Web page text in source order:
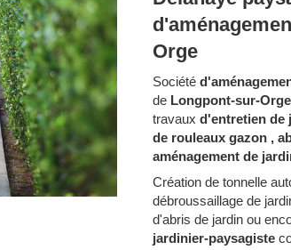
Orge
Société
de Longpont-sur-
travaux d'entretien de
de rouleaux gazon ,
aménagement de
Création de tonnelle
débroussaillage de
d'abris de jardin ou
jardinier-paysagiste